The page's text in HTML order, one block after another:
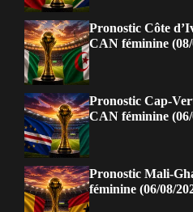
Pronostic Côte
CAN féminine (08/
Pronostic Cap-
CAN féminine (06/
Pronostic Mali-
féminine (06/08/